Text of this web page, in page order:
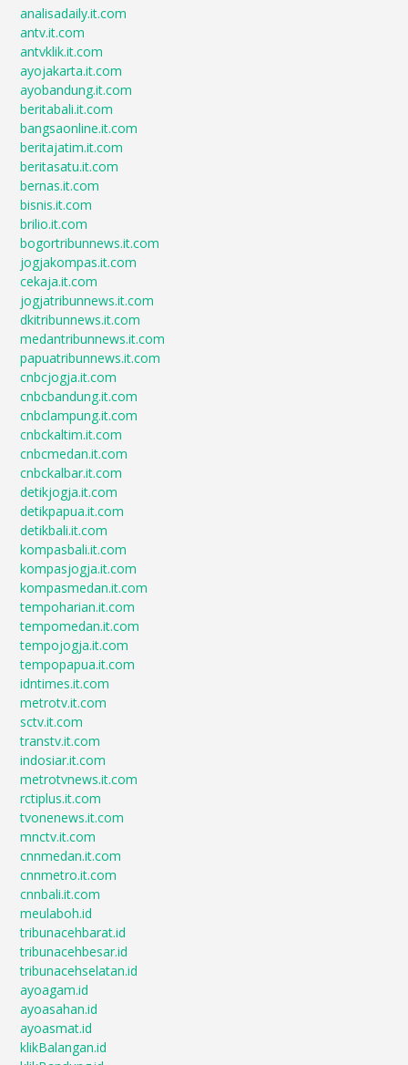
analisadaily.it.com
antv.it.com
antvklik.it.com
ayojakarta.it.com
ayobandung.it.com
beritabali.it.com
bangsaonline.it.com
beritajatim.it.com
beritasatu.it.com
bernas.it.com
bisnis.it.com
brilio.it.com
bogortribunnews.it.com
jogjakompas.it.com
cekaja.it.com
jogjatribunnews.it.com
dkitribunnews.it.com
medantribunnews.it.com
papuatribunnews.it.com
cnbcjogja.it.com
cnbcbandung.it.com
cnbclampung.it.com
cnbckaltim.it.com
cnbcmedan.it.com
cnbckalbar.it.com
detikjogja.it.com
detikpapua.it.com
detikbali.it.com
kompasbali.it.com
kompasjogja.it.com
kompasmedan.it.com
tempoharian.it.com
tempomedan.it.com
tempojogja.it.com
tempopapua.it.com
idntimes.it.com
metrotv.it.com
sctv.it.com
transtv.it.com
indosiar.it.com
metrotvnews.it.com
rctiplus.it.com
tvonenews.it.com
mnctv.it.com
cnnmedan.it.com
cnnmetro.it.com
cnnbali.it.com
meulaboh.id
tribunacehbarat.id
tribunacehbesar.id
tribunacehselatan.id
ayoagam.id
ayoasahan.id
ayoasmat.id
klikBalangan.id